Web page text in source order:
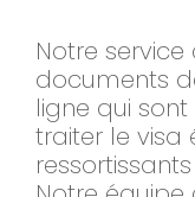
Notre
documents
ligne qui
traiter le visa